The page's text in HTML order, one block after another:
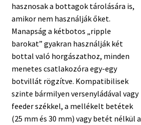
hasznosak a bottagok tárolására is,
amikor nem használják őket.
Manapság a kétbotos „ripple
barokat” gyakran használják két
bottal való horgászathoz, minden
menetes csatlakozóra egy-egy
botvillát rögzítve. Kompatibilisek
szinte bármilyen versenyládával vagy
feeder székkel, a mellékelt betétek
(25 mm és 30 mm) vagy betét nélkül a